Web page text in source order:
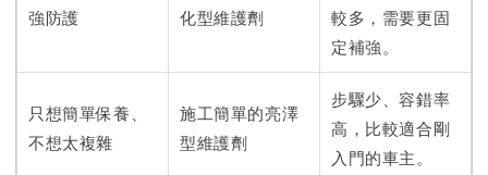
強防護
化型維護劑
較多，需要更固
定補強。
只想簡單保養、
不想太複雜
施工簡單的亮澤
型維護劑
步驟少、容錯率
高，比較適合剛
入門的車主。